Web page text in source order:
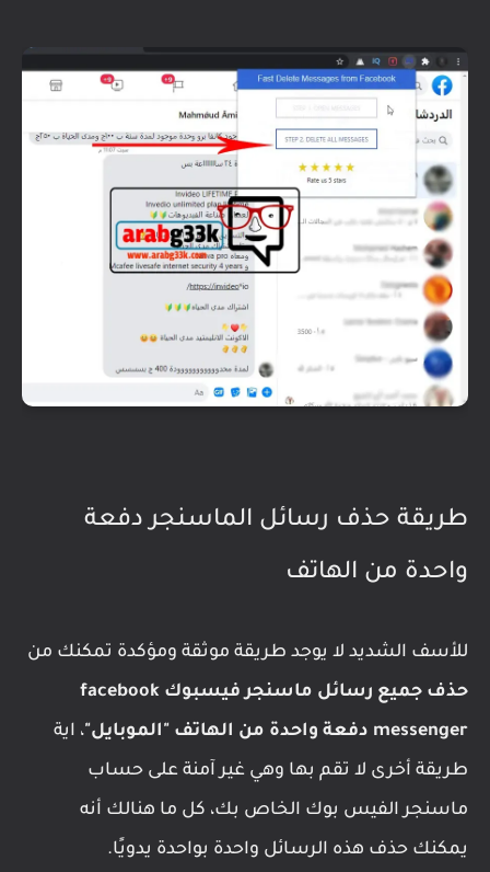
طريقة حذف رسائل الماسنجر دفعة
واحدة من الهاتف
للأسف الشديد لا يوجد طريقة موثقة ومؤكدة تمكنك من
حذف جميع رسائل ماسنجر فيسبوك facebook
messenger دفعة واحدة من الهاتف "الموبايل"
، اية
طريقة أخرى لا تقم بها وهي غير آمنة على حساب
ماسنجر الفيس بوك الخاص بك، كل ما هنالك أنه
يمكنك حذف هذه الرسائل واحدة بواحدة يدويًا.